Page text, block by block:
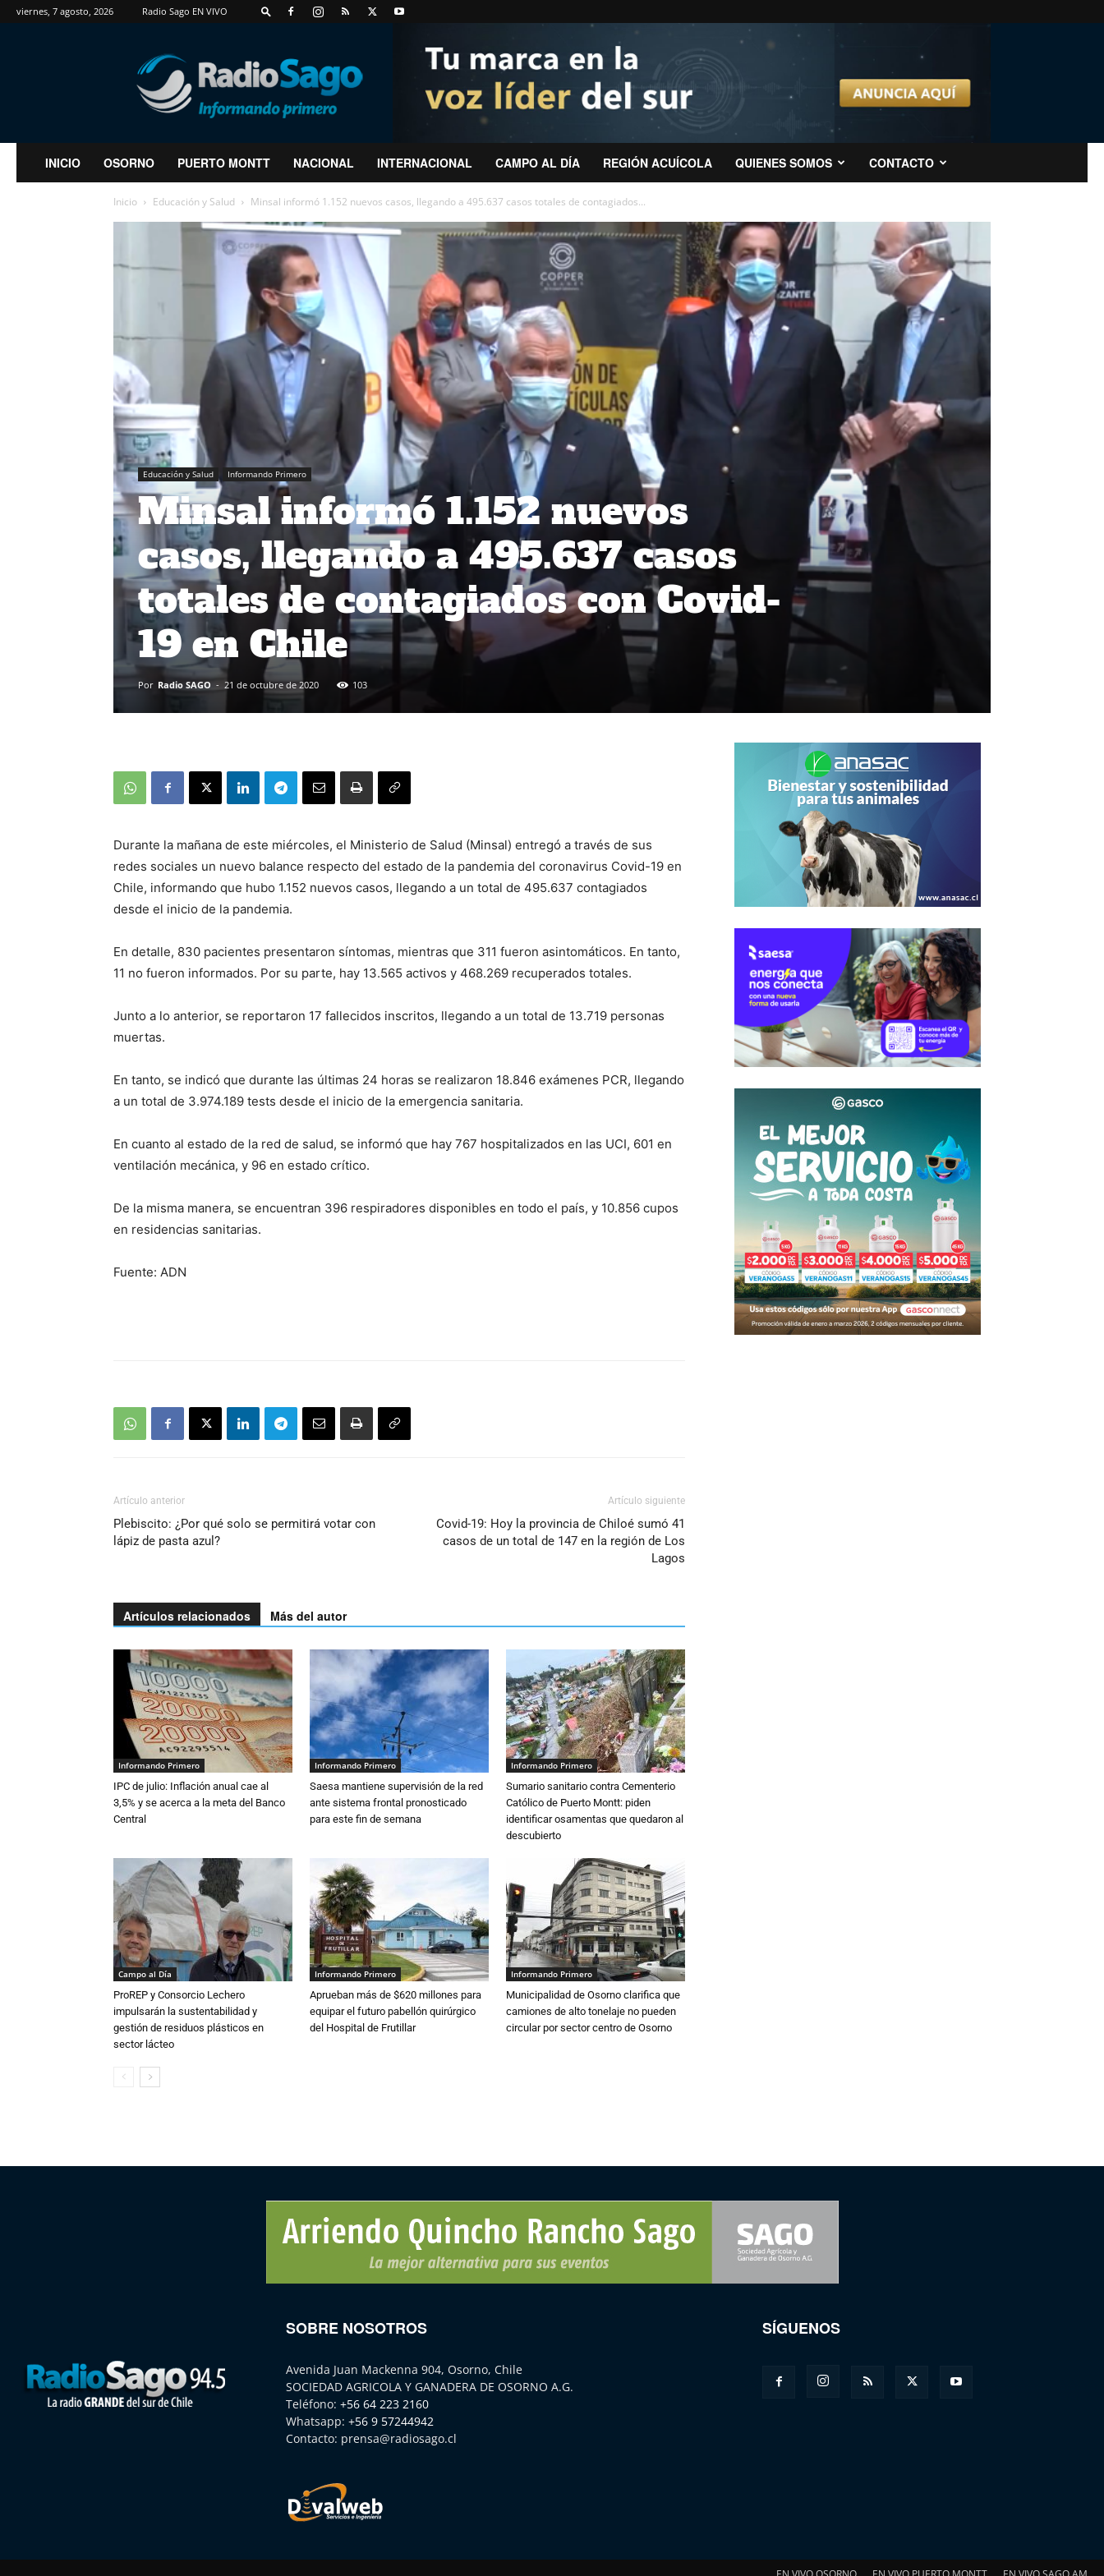
viernes, 7 agosto, 2026 Radio Sago EN VIVO
RadioSago
INICIO OSORNO PUERTO MONTT NACIONAL INTERNACIONAL CAMPO AL DÍA REGIÓN ACUÍCOLA QUIENES SOMOS CONTACTO
Inicio Educación y Salud Minsal informó 1.152 nuevos casos, llegando a 495.637 casos totales de contagiados...
Educación y Salud Informando Primero
Minsal informó 1.152 nuevos
casos, llegando a 495.637 casos
totales de contagiados con Covid-
19 en Chile
Por Radio SAGO - 21 de octubre de 2020 103
Durante la mañana de este miércoles, el Ministerio de Salud (Minsal) entregó a través de sus
redes sociales un nuevo balance respecto del estado de la pandemia del coronavirus Covid-19 en
Chile, informando que hubo 1.152 nuevos casos, llegando a un total de 495.637 contagiados
desde el inicio de la pandemia.
En detalle, 830 pacientes presentaron síntomas, mientras que 311 fueron asintomáticos. En tanto,
11 no fueron informados. Por su parte, hay 13.565 activos y 468.269 recuperados totales.
Junto a lo anterior, se reportaron 17 fallecidos inscritos, llegando a un total de 13.719 personas
muertas.
En tanto, se indicó que durante las últimas 24 horas se realizaron 18.846 exámenes PCR, llegando
a un total de 3.974.189 tests desde el inicio de la emergencia sanitaria.
En cuanto al estado de la red de salud, se informó que hay 767 hospitalizados en las UCI, 601 en
ventilación mecánica, y 96 en estado crítico.
De la misma manera, se encuentran 396 respiradores disponibles en todo el país, y 10.856 cupos
en residencias sanitarias.
Fuente: ADN
Artículo anterior
Plebiscito: ¿Por qué solo se permitirá votar con
lápiz de pasta azul?
Artículo siguiente
Covid-19: Hoy la provincia de Chiloé sumó 41
casos de un total de 147 en la región de Los
Lagos
Artículos relacionados Más del autor
Informando Primero
IPC de julio: Inflación anual cae al
3,5% y se acerca a la meta del Banco
Central
Informando Primero
Saesa mantiene supervisión de la red
ante sistema frontal pronosticado
para este fin de semana
Informando Primero
Sumario sanitario contra Cementerio
Católico de Puerto Montt: piden
identificar osamentas que quedaron al
descubierto
Campo al Día
ProREP y Consorcio Lechero
impulsarán la sustentabilidad y
gestión de residuos plásticos en
sector lácteo
Informando Primero
Aprueban más de $620 millones para
equipar el futuro pabellón quirúrgico
del Hospital de Frutillar
Informando Primero
Municipalidad de Osorno clarifica que
camiones de alto tonelaje no pueden
circular por sector centro de Osorno
SOBRE NOSOTROS
Avenida Juan Mackenna 904, Osorno, Chile
SOCIEDAD AGRICOLA Y GANADERA DE OSORNO A.G.
Teléfono: +56 64 223 2160
Whatsapp: +56 9 57244942
Contacto: prensa@radiosago.cl
SÍGUENOS